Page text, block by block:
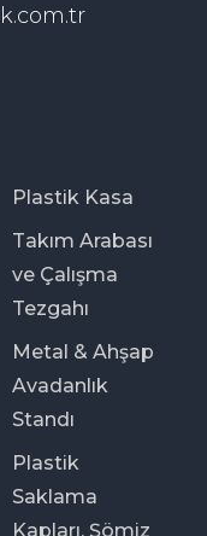
Plastik Kasa
Takım Arabası
ve Çalışma
Tezgahı
Metal & Ahşap
Avadanlık
Standı
Plastik
Saklama
Kapları, Şömiz